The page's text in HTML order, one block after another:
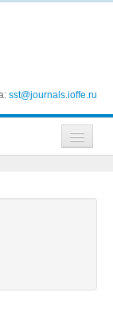
sst@journals.ioffe.ru